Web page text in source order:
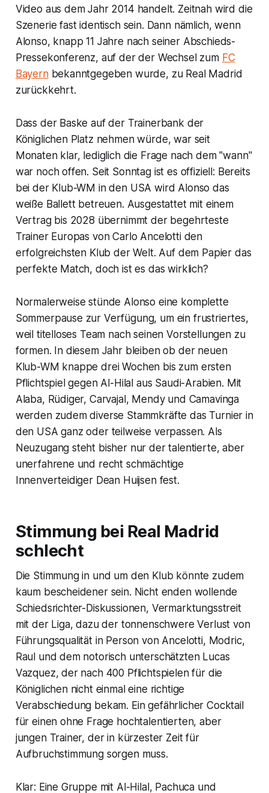
Video aus dem Jahr 2014 handelt. Zeitnah wird die
Szenerie fast identisch sein. Dann nämlich, wenn
Alonso, knapp 11 Jahre nach seiner Abschieds-
Pressekonferenz, auf der der Wechsel zum FC
Bayernbekanntgegeben wurde, zu Real Madrid
zurückkehrt.
Dass der Baske auf der Trainerbank der
Königlichen Platz nehmen würde, war seit
Monaten klar, lediglich die Frage nach dem "wann"
war noch offen. Seit Sonntag ist es offiziell: Bereits
bei der Klub-WM in den USA wird Alonso das
weiße Ballett betreuen. Ausgestattet mit einem
Vertrag bis 2028 übernimmt der begehrteste
Trainer Europas von Carlo Ancelotti den
erfolgreichsten Klub der Welt. Auf dem Papier das
perfekte Match, doch ist es das wirklich?
Normalerweise stünde Alonso eine komplette
Sommerpause zur Verfügung, um ein frustriertes,
weil titelloses Team nach seinen Vorstellungen zu
formen. In diesem Jahr bleiben ob der neuen
Klub-WM knappe drei Wochen bis zum ersten
Pflichtspiel gegen Al-Hilal aus Saudi-Arabien. Mit
Alaba, Rüdiger, Carvajal, Mendy und Camavinga
werden zudem diverse Stammkräfte das Turnier in
den USA ganz oder teilweise verpassen. Als
Neuzugang steht bisher nur der talentierte, aber
unerfahrene und recht schmächtige
Innenverteidiger Dean Huijsen fest.
Stimmung bei Real Madrid
schlecht
Die Stimmung in und um den Klub könnte zudem
kaum bescheidener sein. Nicht enden wollende
Schiedsrichter-Diskussionen, Vermarktungsstreit
mit der Liga, dazu der tonnenschwere Verlust von
Führungsqualität in Person von Ancelotti, Modric,
Raul und dem notorisch unterschätzten Lucas
Vazquez, der nach 400 Pflichtspielen für die
Königlichen nicht einmal eine richtige
Verabschiedung bekam. Ein gefährlicher Cocktail
für einen ohne Frage hochtalentierten, aber
jungen Trainer, der in kürzester Zeit für
Aufbruchstimmung sorgen muss.
Klar: Eine Gruppe mit Al-Hilal, Pachuca und